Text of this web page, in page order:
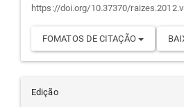
https://doi.org/10.37370/
FOMATOS DE CITAÇÃO
Edição